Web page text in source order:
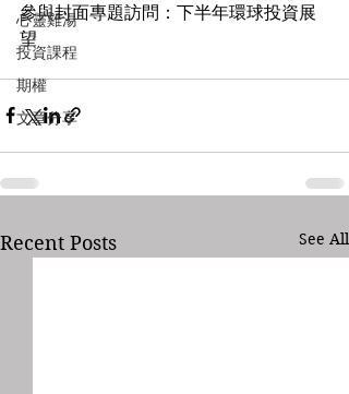
心靈雞湯
投資課程
期權
文章分享
參與封面專題訪問：下半年環球投資展
望
Recent Posts See All